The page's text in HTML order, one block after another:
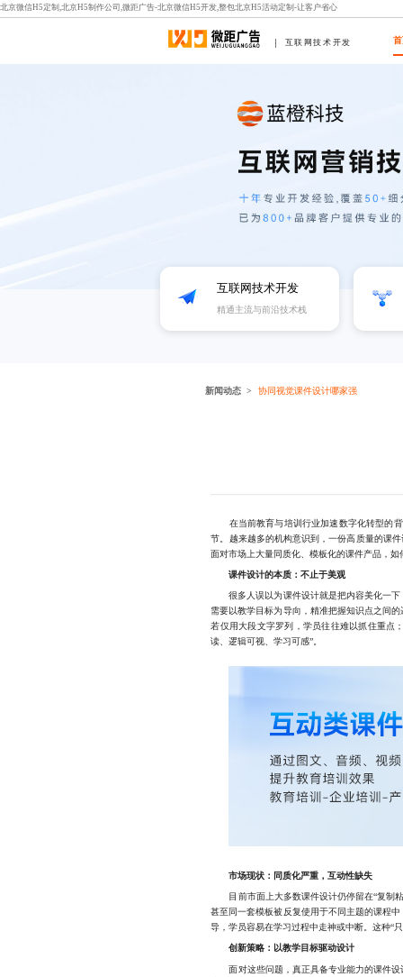
北京微信H5定制,北京H5制作公司,微距广告-北京微信H5开发,整包北京H5活动定制-让客户省心
互联网技术开发
互联网技术开发
精通主流与前沿技术栈
新闻动态 协同视觉课件设计哪家强
在当前教育与培训行业加速数字化转型的背
节。越来越多的机构意识到，一份高质量的课
面对市场上大量同质化、模板化的课件产品，
课件设计的本质：不止于美观
很多人误以为课件设计就是把内容美化一下
需要以教学目标为导向，精准把握知识点之间
若仅用大段文字罗列，学员往往难以抓住重点
读、逻辑可视、学习可感”。
市场现状：同质化严重，互动性缺失
目前市面上大多数课件设计仍停留在“复制粘
甚至同一套模板被反复使用于不同主题的课程
导，学员容易在学习过程中走神或中断。这种“
创新策略：以教学目标驱动设计
面对这些问题，真正具备专业能力的课件设